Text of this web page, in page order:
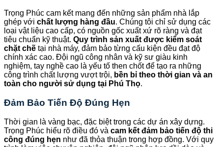
Trọng Phúc cam kết mang đến những sản phẩm nhà lắp
ghép với chất lượng hàng đầu. Chúng tôi chỉ sử dụng các
loại vật liệu cao cấp, có nguồn gốc xuất xứ rõ ràng và đạt
tiêu chuẩn kỹ thuật. Quy trình sản xuất được kiểm soát
chặt chẽ tại nhà máy, đảm bảo từng cấu kiện đều đạt độ
chính xác cao. Đội ngũ công nhân và kỹ sư giàu kinh
nghiệm, tay nghề cao là yếu tố then chốt để tạo ra những
công trình chất lượng vượt trội, bền bỉ theo thời gian và an
toàn cho người sử dụng tại Phú Thọ.
Đảm Bảo Tiến Độ Đúng Hẹn
Thời gian là vàng bạc, đặc biệt trong các dự án xây dựng.
Trọng Phúc hiểu rõ điều đó và cam kết đảm bảo tiến độ thi
công đúng hẹn như đã thỏa thuận trong hợp đồng. Với quy